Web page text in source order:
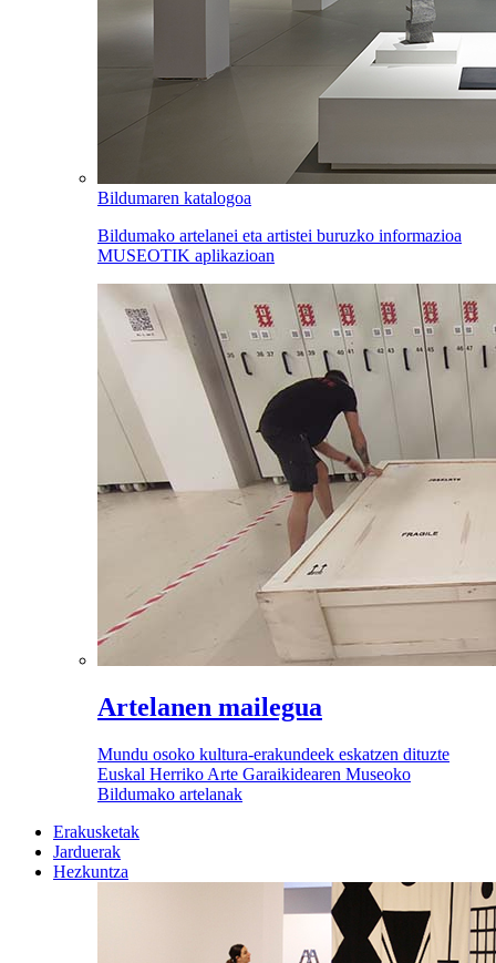
Bildumaren katalogoa
Bildumako artelanei eta artistei buruzko informazioa
MUSEOTIK aplikazioan
Artelanen mailegua
Mundu osoko kultura-erakundeek eskatzen dituzte
Euskal Herriko Arte Garaikidearen Museoko
Bildumako artelanak
Erakusketak
Jarduerak
Hezkuntza